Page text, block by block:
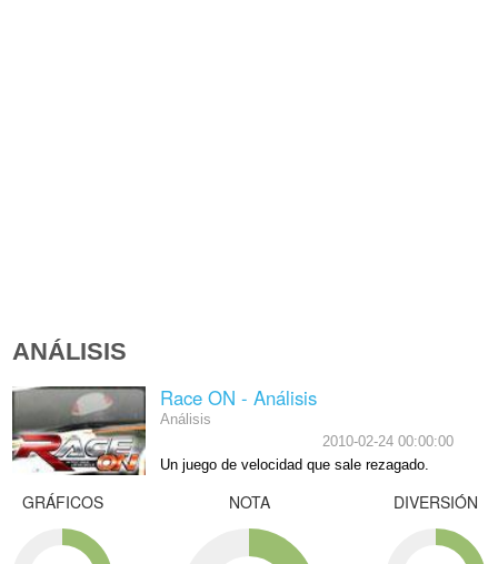
ANÁLISIS
Race ON - Análisis
Análisis
2010-02-24 00:00:00
Un juego de velocidad que sale rezagado.
GRÁFICOS NOTA DIVERSIÓN